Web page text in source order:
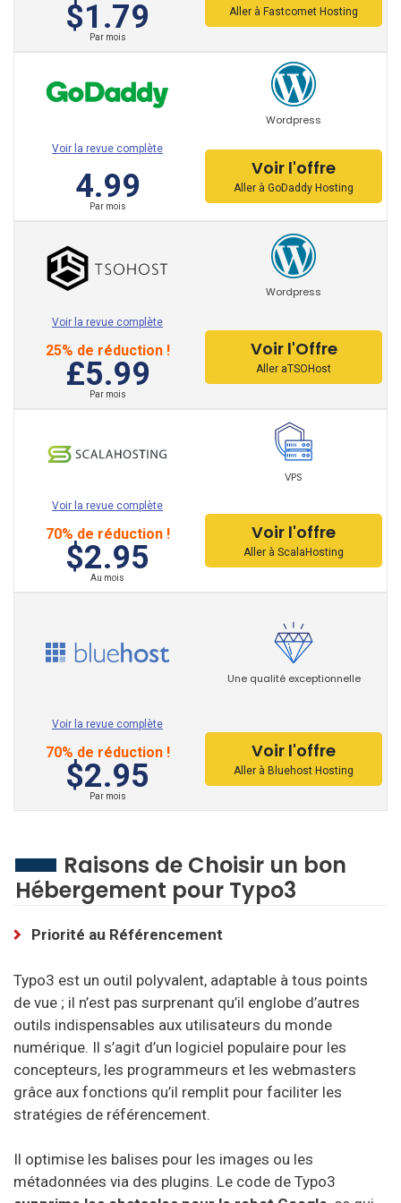
: Dans la liste suivante, vous trouverez les avis des
meilleurs fournisseurs d'hébergement sur notre site:
Hostinger
A2 Hosting
ASmallOrange
BanaHosting
CloudWays
Contabo
GoDaddy
GreenGeeks
x10 Hosting
HostGator
HostPapa
Hostwinds
Inmotion
IONOS
iPage
JustHost
LiquidWeb
NameCheap
NameHero
One.com
$1.79
Par mois
Aller à Fastcomet Hosting
Wordpress
Voir la revue complète
4.99
Par mois
Voir l'offre
Aller à GoDaddy Hosting
Wordpress
Voir la revue complète
25% de réduction !
£5.99
Par mois
Voir l'Offre
Aller aTSOHost
VPS
Voir la revue complète
70% de réduction !
$2.95
Au mois
Voir l'offre
Aller à ScalaHosting
Une qualité exceptionnelle
Voir la revue complète
70% de réduction !
$2.95
Par mois
Voir l'offre
Aller à Bluehost Hosting
Raisons de Choisir un bon
Hébergement pour Typo3
Priorité au Référencement
Typo3 est un outil polyvalent, adaptable à tous points
de vue ; il n’est pas surprenant qu’il englobe d’autres
outils indispensables aux utilisateurs du monde
numérique. Il s’agit d’un logiciel populaire pour les
concepteurs, les programmeurs et les webmasters
grâce aux fonctions qu’il remplit pour faciliter les
stratégies de référencement.
Il optimise les balises pour les images ou les
métadonnées via des plugins. Le code de Typo3